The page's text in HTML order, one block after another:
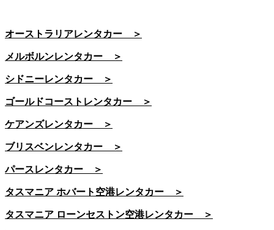
オーストラリアレンタカー ＞
メルボルンレンタカー ＞
シドニーレンタカー ＞
ゴールドコーストレンタカー ＞
ケアンズレンタカー ＞
ブリスベンレンタカー ＞
パースレンタカー ＞
タスマニア ホバート空港レンタカー ＞
タスマニア ローンセストン空港レンタカー ＞